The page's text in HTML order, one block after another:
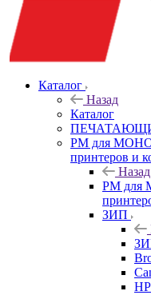
Каталог
Назад
Каталог
РМ для
принтеров и
Назад
РМ для
ЗИП
HP